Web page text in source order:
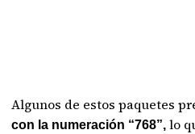
Algunos de estos paquetes
con la numeración “768”, lo